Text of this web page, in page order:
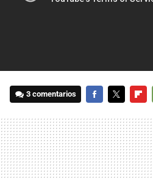
3 comentarios